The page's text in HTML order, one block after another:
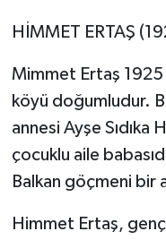
HİMMET ERTAŞ
Mimmet Ertaş
köyü doğumludur.
annesi Ayşe Sıdıka
çocuklu aile
Balkan göçmeni bir
Himmet Ertaş,